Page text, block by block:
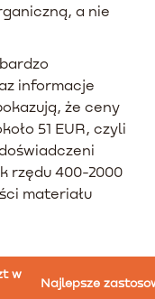
a nie
informacje
że ceny
51 EUR, czyli
rzędu 400-2000
materiału
w
Najlepsze